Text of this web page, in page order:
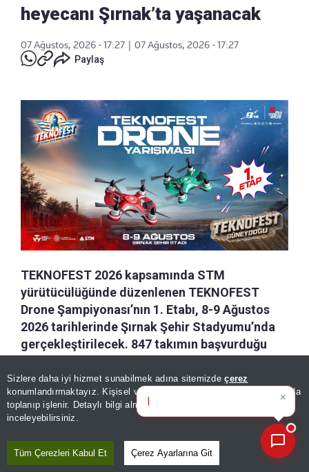
Sizlere daha iyi hizmet sunabilmek adına sitemizdeçerez
konumlandırmaktayız. Kişisel verileriniz, KVKK ve GDPR kapsamında
toplanıp işlenir. Detaylı bilgi almak için
inceleyebilirsiniz.
Tüm Çerezleri Kabul Et Çerez Ayarlarına Git
heyecanı Şırnak’ta yaşanacak
07 Ağustos, 2026 - 17:27
07 Ağustos, 2026 - 17:27
Paylaş
TEKNOFEST 2026 kapsamında STM
yürütücülüğünde düzenlenen TEKNOFEST
Drone Şampiyonası’nın 1. Etabı, 8-9 Ağustos
2026 tarihlerinde Şırnak Şehir Stadyumu’nda
gerçekleştirilecek. 847 takımın başvurduğu
tamamlayan 32 takımın pilotları hız, çeviklik ve
teknik becerilerini ortaya koyacak.
×
Günün spor, gündem ve